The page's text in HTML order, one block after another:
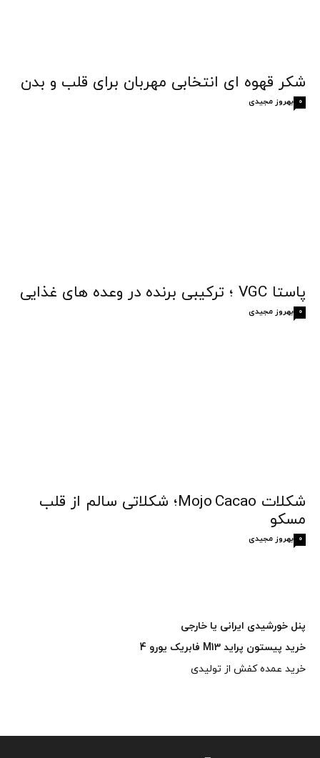
شکر قهوه‌ ای انتخابی مهربان برای قلب و بدن
بهروز مجیدی 0
پاستا VGC ؛ ترکیبی برنده در وعده های غذایی
بهروز مجیدی 0
شکلات Mojo Cacao؛ شکلاتی سالم از قلب
مسکو
بهروز مجیدی 0
پنل خورشیدی ایرانی یا خارجی
خرید پیستون پراید M13 فابریک یورو 4
خرید عمده کفش از تولیدی